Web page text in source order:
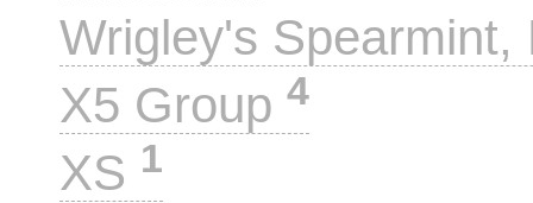
Wrigley's
X5 Group 4
XS 1